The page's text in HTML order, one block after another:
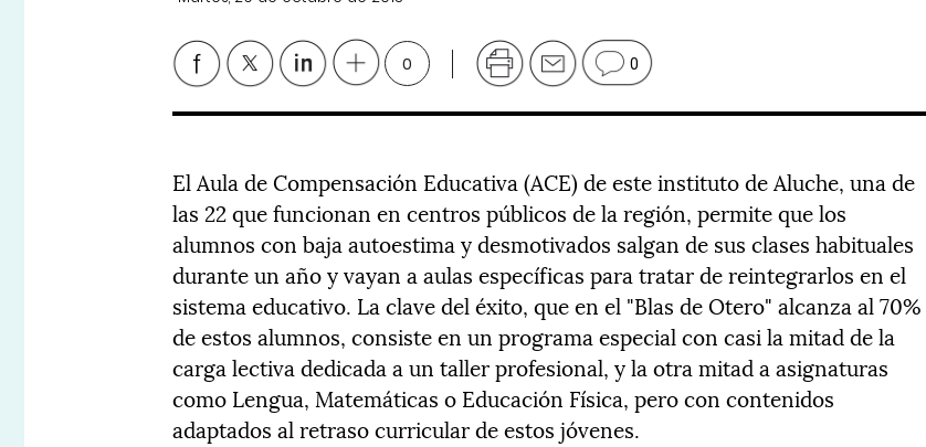
0 0
El Aula de Compensación Educativa (ACE) de este instituto de Aluche, una de
las 22 que funcionan en centros públicos de la región, permite que los
alumnos con baja autoestima y desmotivados salgan de sus clases habituales
durante un año y vayan a aulas específicas para tratar de reintegrarlos en el
sistema educativo. La clave del éxito, que en el "Blas de Otero" alcanza al 70%
de estos alumnos, consiste en un programa especial con casi la mitad de la
carga lectiva dedicada a un taller profesional, y la otra mitad a asignaturas
como Lengua, Matemáticas o Educación Física, pero con contenidos
adaptados al retraso curricular de estos jóvenes.